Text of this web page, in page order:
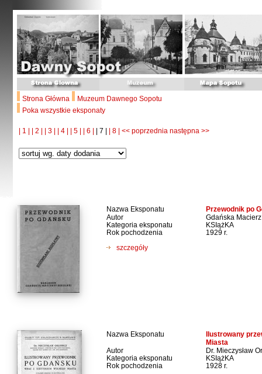
Strona Główna
Muzeum Dawnego Sopotu
Poka wszystkie eksponaty
| 1 | | 2 | | 3 | | 4 | | 5 | | 6 | | 7 | | 8 | << poprzednia następna >>
Nazwa Eksponatu Przewodnik po
Autor
Gdańska
Kategoria eksponatu
KSIążKA
Rok pochodzenia
1929 r.
szczegóły
Nazwa Eksponatu
Ilustrowany
Miasta
Autor
Dr. Mieczysław
Kategoria eksponatu
KSIążKA
Rok pochodzenia
1928 r.